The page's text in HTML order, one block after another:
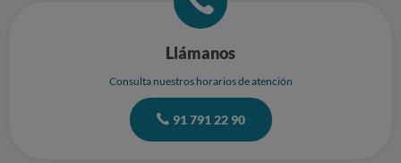
Llámanos
Consulta nuestros horarios de atención
91 791 22 90